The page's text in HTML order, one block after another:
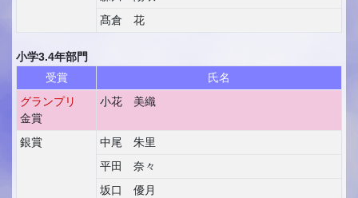
髙倉 花
小学3.4年部門
受賞
氏名
グランプリ
金賞
小花 美織
銀賞
中尾 朱里
平田 奈々
坂口 優月